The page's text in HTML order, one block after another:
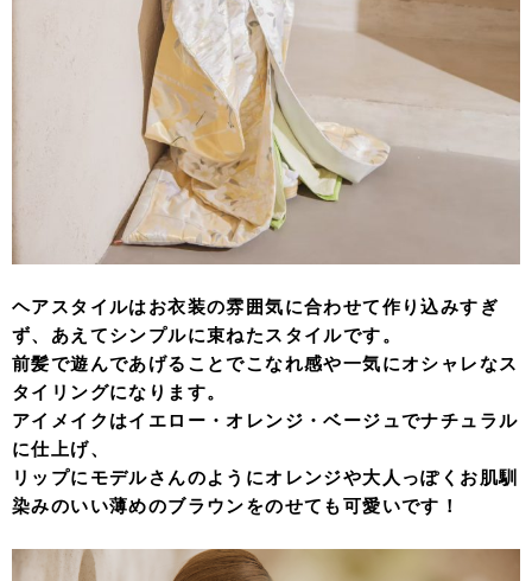
ヘアスタイルはお衣装の雰囲気に合わせて作り込みすぎ
ず、あえてシンプルに束ねたスタイルです。
前髪で遊んであげることでこなれ感や一気にオシャレなス
タイリングになります。
アイメイクはイエロー・オレンジ・ベージュでナチュラル
に仕上げ、
リップにモデルさんのようにオレンジや大人っぽくお肌馴
染みのいい薄めのブラウンをのせても可愛いです！